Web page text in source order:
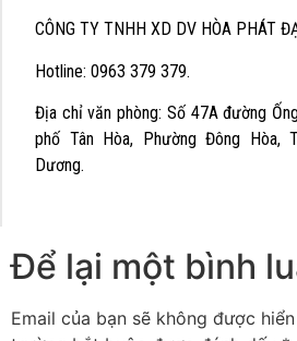
CÔNG TY TNHH XD DV HÒA PHÁT
Hotline: 0963 379 379.
Địa chỉ văn phòng: Số 47A đường
phố Tân Hòa, Phường Đông Hòa,
Dương.
Để lại một bình
Email của bạn sẽ không được